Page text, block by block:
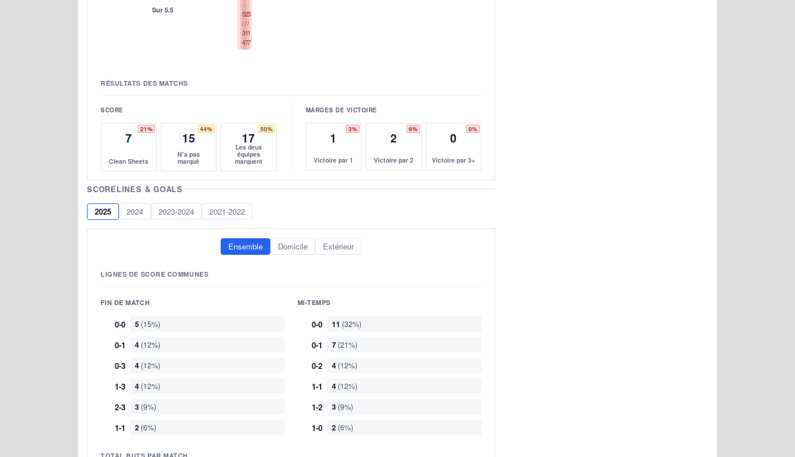
Sur 5.5
5
/
3
4
2
/
1
7
3
/
1
7
RÉSULTATS DES MATCHS
SCORE
21%
7
Clean Sheets
44%
15
N'a pas
marqué
50%
17
Les deux
équipes
marquent
MARGES DE VICTOIRE
3%
1
Victoire par 1
6%
2
Victoire par 2
0%
0
Victoire par 3+
SCORELINES & GOALS
2025
2024 2023-2024 2021-2022
Ensemble Domicile Extérieur
LIGNES DE SCORE COMMUNES
FIN DE MATCH
0-0 5 (15%)
0-1 4 (12%)
0-3 4 (12%)
1-3 4 (12%)
2-3 3 (9%)
1-1 2 (6%)
MI-TEMPS
0-0 11 (32%)
0-1 7 (21%)
0-2 4 (12%)
1-1 4 (12%)
1-2 3 (9%)
1-0 2 (6%)